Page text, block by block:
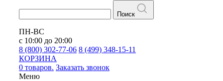
Поиск
ПН-ВС
с 10:00 до 20:00
8 (800) 302-77-06 8 (499) 348-15-11
КОРЗИНА
0 товаров. Заказать звонок
Меню